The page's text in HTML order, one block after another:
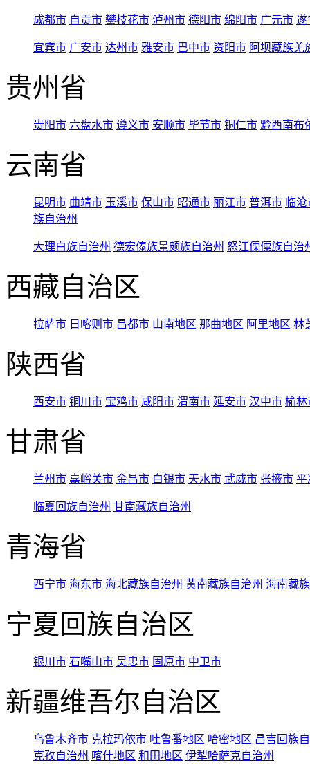
成都市 自贡市 攀枝花市 泸州市 德阳市 绵阳市 广元市 遂
宜宾市 广安市 达州市 雅安市 巴中市 资阳市 阿坝藏族羌
贵州省
贵阳市 六盘水市 遵义市 安顺市 毕节市 铜仁市 黔西南布
云南省
昆明市 曲靖市 玉溪市 保山市 昭通市 丽江市 普洱市 临
族自治州
大理白族自治州 德宏傣族景颇族自治州 怒江傈僳族自治
西藏自治区
拉萨市 日喀则市 昌都市 山南地区 那曲地区 阿里地区 林
陕西省
西安市 铜川市 宝鸡市 咸阳市 渭南市 延安市 汉中市 榆林
甘肃省
兰州市 嘉峪关市 金昌市 白银市 天水市 武威市 张掖市 平
临夏回族自治州 甘南藏族自治州
青海省
西宁市 海东市 海北藏族自治州 黄南藏族自治州 海南藏
宁夏回族自治区
银川市 石嘴山市 吴忠市 固原市 中卫市
新疆维吾尔自治区
乌鲁木齐市 克拉玛依市 吐鲁番地区 哈密地区 昌吉回族
克孜自治州 喀什地区 和田地区 伊犁哈萨克自治州